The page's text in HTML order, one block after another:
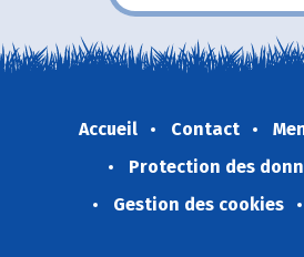
Accueil Contact
Protection des
Gestion des cookies